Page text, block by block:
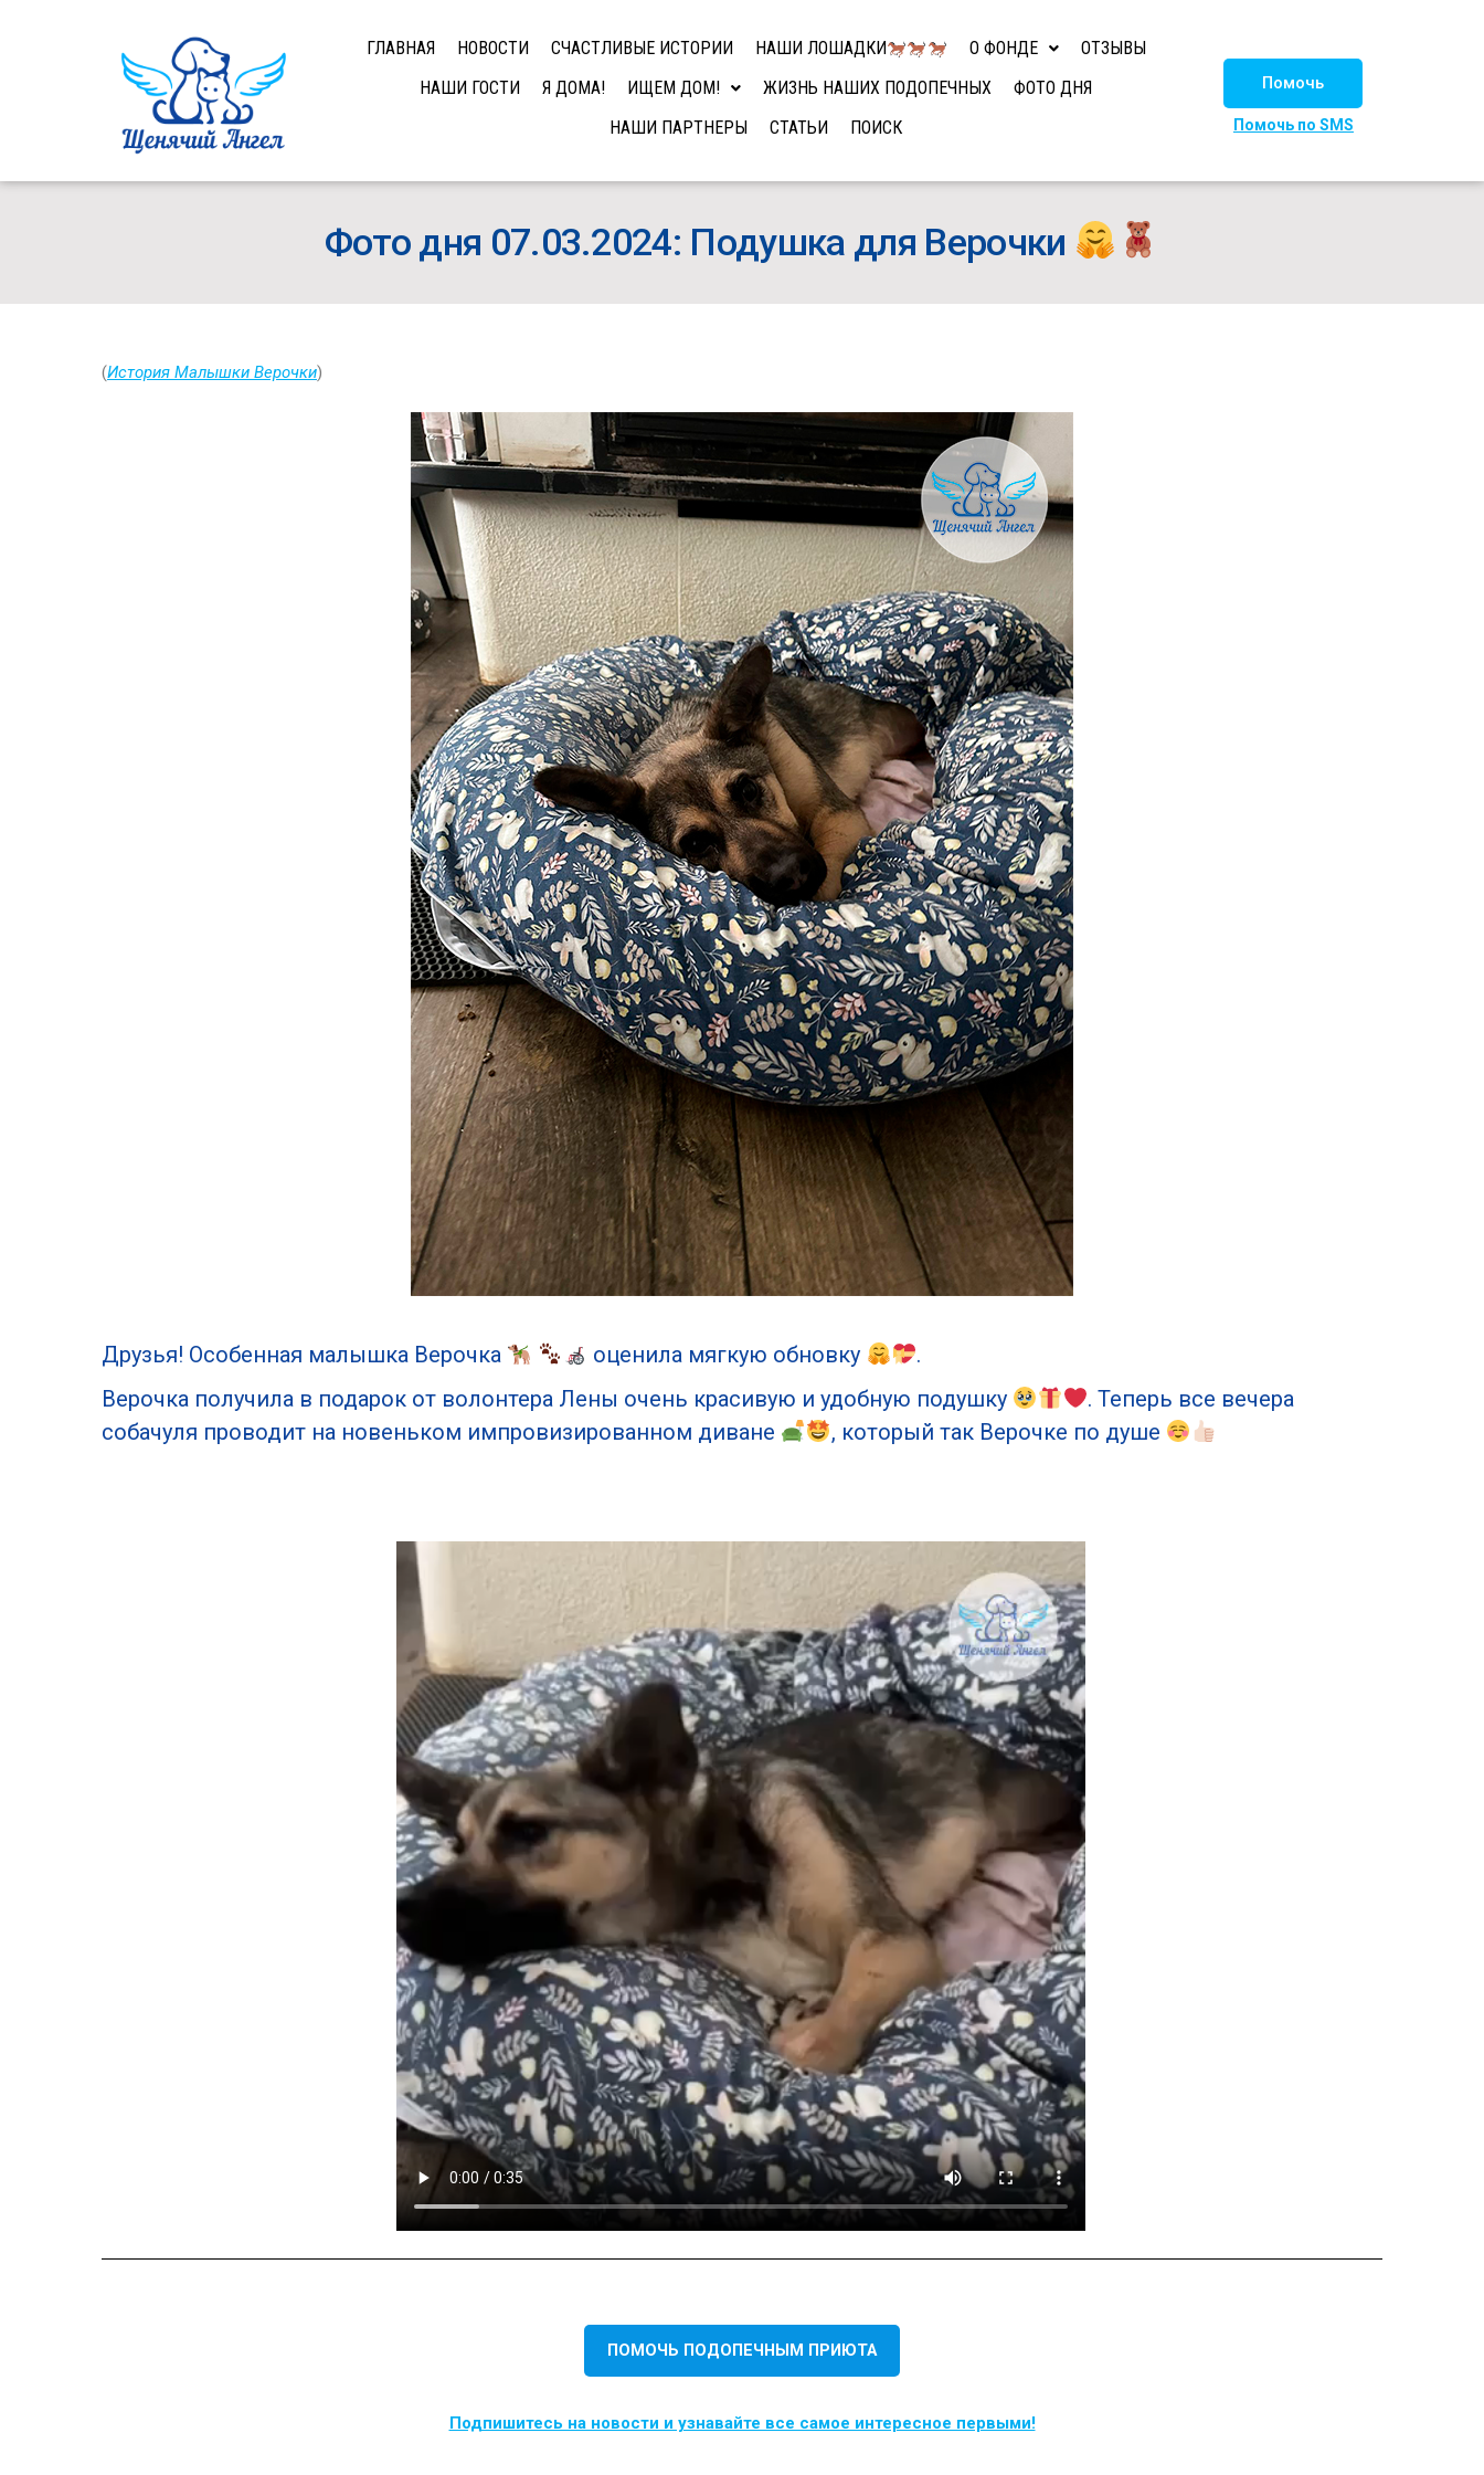
ГЛАВНАЯ НОВОСТИ СЧАСТЛИВЫЕ ИСТОРИИ НАШИ ЛОШАДКИ О ФОНДЕ
ОТЗЫВЫ
НАШИ ГОСТИ
Я ДОМА! ИЩЕМ ДОМ! ЖИЗНЬ НАШИХ ПОДОПЕЧНЫХ
ФОТО ДНЯ
НАШИ ПАРТНЕРЫ
СТАТЬИ ПОИСК
Помочь
Помочь по SMS
Фото дня 07.03.2024: Подушка для Верочки
(История Малышки Верочки)
Друзья! Особенная малышка Верочка оценила мягкую обновку
.
Верочка получила в подарок от волонтера Лены очень красивую и удобную подушку
. Теперь все вечера
собачуля проводит на новеньком импровизированном диване
, который так Верочке по душе
ПОМОЧЬ ПОДОПЕЧНЫМ ПРИЮТА
Подпишитесь на новости и узнавайте все самое интересное первыми!